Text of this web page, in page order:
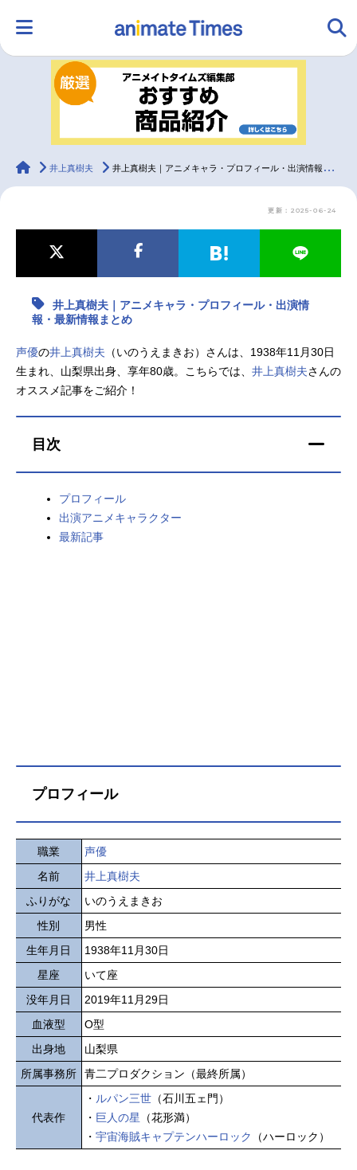
ランキング アニメ
ラジオ グッズ
最新記事一覧
アニメ記事一覧 声優記事一覧
アニメ映画一覧
今期アニメ曜日別一覧
春アニメ
男性声優/女性声優一覧
animateTimes
井上真樹夫 井上真樹夫｜アニメキャラ・プロフィール・出演情報・最新情報まとめ
更新：2025-06-24
井上真樹夫｜アニメキャラ・プロフィール・出演情
報・最新情報まとめ
声優の井上真樹夫 （いのうえまきお）さんは、1938年11月30日
生まれ、山梨県出身、享年80歳。こちらでは、 井上真樹夫さんの
オススメ記事をご紹介！
目次
プロフィール
出演アニメキャラクター
最新記事
プロフィール
職業
声優
名前
井上真樹夫
ふりがな
いのうえまきお
性別
男性
生年月日
1938年11月30日
星座
いて座
没年月日
2019年11月29日
血液型
O型
出身地
山梨県
所属事務所
青二プロダクション（最終所属）
代表作
・ ルパン三世 （石川五ェ門）
・ 巨人の星 （花形満）
・ 宇宙海賊キャプテンハーロック （ハーロック）